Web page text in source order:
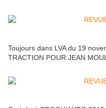
Toujours dans LVA du 19
TRACTION POUR JEAN